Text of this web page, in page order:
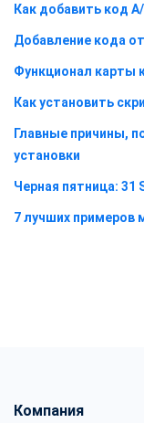
Как добавить код
Добавление кода
Функционал карты
Как установить
Главные причины,
установки
Черная пятница: 31
7 лучших примеров
Компания